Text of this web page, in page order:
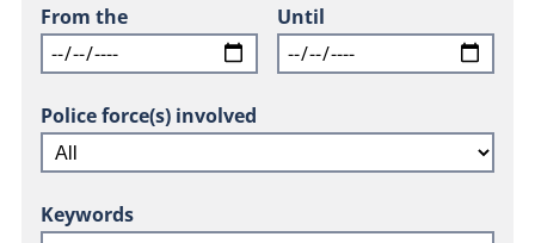
From the Until
Police force(s) involved
Keywords